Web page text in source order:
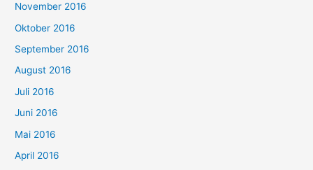
November 2016
Oktober 2016
September 2016
August 2016
Juli 2016
Juni 2016
Mai 2016
April 2016